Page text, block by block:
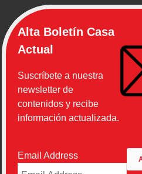
Alta Boletín Casa
Actual
Suscríbete a nuestra
newsletter de
contenidos y recibe
información actualizada.
Email Address